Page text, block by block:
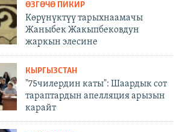
ӨЗГӨЧӨ ПИКИР
Көрүнүктүү тарыхнаамачы
Жаныбек Жакыпбековдун
жаркын элесине
КЫРГЫЗСТАН
"75чилердин каты": Шаардык сот
тараптардын апелляция арызын
карайт